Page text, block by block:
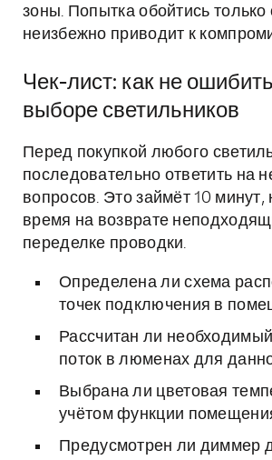
зоны. Попытка обойтись
неизбежно приводит к
Чек-лист: как не
выборе светильников
Перед покупкой любого
последовательно ответить на
вопросов. Это займёт 10 минут,
время на возврате
переделке проводки.
Определена ли схема
точек подключения в
Рассчитан ли
поток в люменах для
Выбрана ли цветовая
учётом функции
Предусмотрен ли диммер